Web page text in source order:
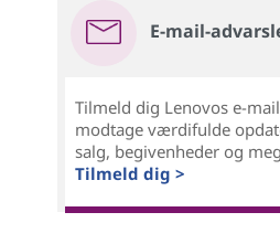
E-mail-
Tilmeld dig Lenovos e-
modtage værdifulde
salg, begivenheder og
Tilmeld dig >